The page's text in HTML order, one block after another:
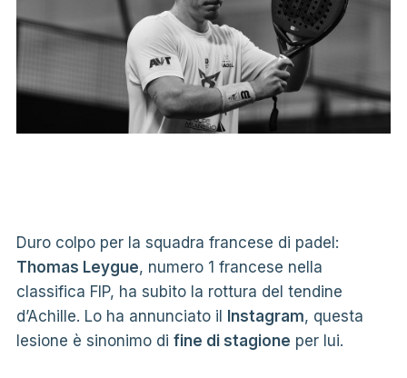
Duro colpo per la squadra francese di padel:
Thomas Leygue, numero 1 francese nella
classifica FIP, ha subito la rottura del tendine
d’Achille. Lo ha annunciato il Instagram, questa
lesione è sinonimo di fine di stagione per lui.